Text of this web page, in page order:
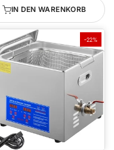
IN DEN WARENKORB
-22%